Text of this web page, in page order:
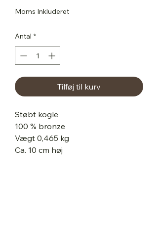
Moms Inkluderet
Antal *
Tilføj til kurv
Støbt kogle
100 % bronze
Vægt 0,465 kg
Ca. 10 cm høj